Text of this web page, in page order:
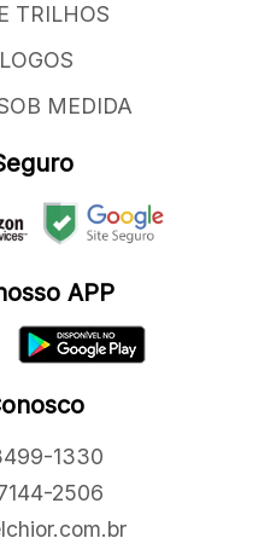
TRILHOS
MEDIDA
APP
1330
2506